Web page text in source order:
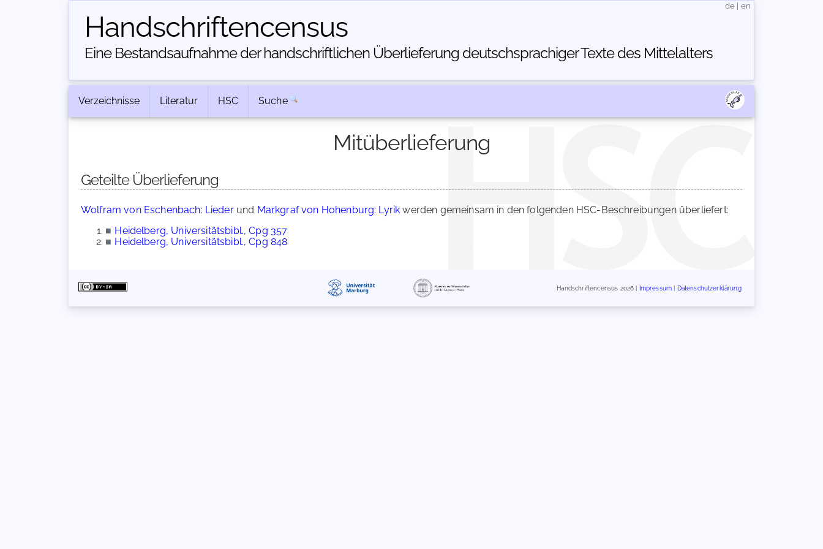
Handschriften­census
Eine Bestandsaufnahme der handschriftlichen Über­lieferung deutschsprachiger Texte des Mittelalters
de en
Verzeichnisse Literatur HSC Suche
Mitüberlieferung
Geteilte Überlieferung
Wolfram von Eschenbach: Liederund Markgraf von Hohenburg: Lyrik werden gemeinsam in den folgenden HSC-Beschreibungen überliefert:
■ Heidelberg, Universitätsbibl., Cpg 357
■ Heidelberg, Universitätsbibl., Cpg 848
Handschriftencensus 2026 | Impressum Datenschutzerklärung